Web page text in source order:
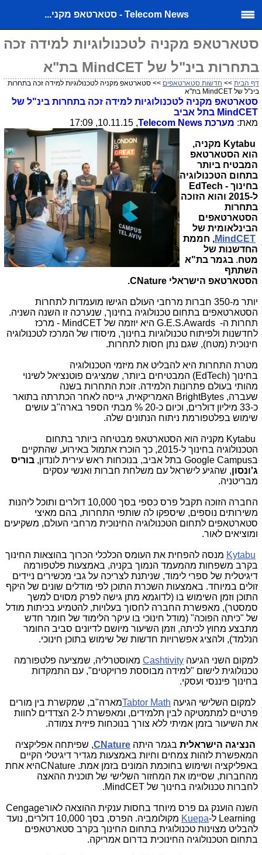
Telecom News - סטארטאפ מקני...
סטארטאפ מקניה לטכנולוגיות למידה זכה
בתחרות בינ"ל של MindCET בת"א
דף הבית >> חדשות סטארטאפים >> סטארטאפ מקניה לטכנולוגיות למידה זכה בתחרות
בינ"ל של MindCET בת"א
סטארטאפ מקניה לטכנולוגיות למידה זכה בתחרות בינ"ל של
MindCET בתל אביב
מאת: מערכת Telecom News
, 10.11.15, 17:09
Kytabu מקניה,
הוא הסטארטאפ
המבטיח ביותר
בתחום הטכנולוגיה
בחינוך EdTech -
ל-2015 והוא הזוכה
בתחרות
הסטארטאפים
הבינלאומית של
MindCET, חממת
החדשנות של
מטח. בגמר בת"א
השתתף
הסטארטאפ הישראלי CNature.
יותר מ-350 חברות מרחבי העולם הגישו מועמדות לתחרות
הסטארטאפים בתחום טכנולוגיה בחינוך, שנערכה זו השנה השניה.
תחרות ה- G.E.S.Awards היא יוזמה של MindCET - מרכז
לחדשנות ולפיתוח טכנולוגיות בחינוך, מיסודו של המרכז לטכנולוגיה
חינוכית (מטח), שגם נתן חסות לתחרות.
מטרת התחרות היא להבליט את מיזמי הטכנולוגיה
בחינוך (EdTech) המבטיחים ביותר, שמציגים פוטנציאל לשינוי
מהותי בעולם פתרונות הלמידה. זוכת התחרות בשנה
שעברה, BrightBytes האמריקאית, גייסה לאחר הכתרתה בתואר
כ-33 מיליון דולרים, וכיום כ-20
% מבתי הספר בארה"ב עושים
שימוש בפלטפורמת ניתוח הנתונים שלה.
Kytabu מקניה הוא הסטארטאפ מבטיחה ביותר בתחום
הטכנולוגיה בחינוך ל-2015, כך הוכרז אתמול באירוע, שהתקיים
בGoogle Campus בתל אביב, בנוכחות ראש עירית לונדון, בוריס
ג'ונסון, שהגיע לישראל עם משלחת חברות ואנשי עסקים
מבריטניה.
החברה הזוכה תקבל פרס כספי בסך 10,000 דולרים ותוכל ליהנות
משירותים נוספים, שיספקו לה שותפי התחרות, בהם מאיצי
סטארטאפים לתחום הטכנולוגיה החינוכית מרחבי העולם, משקיעים
ומוציאים לאור.
Kytabu מנסה להפחית את העומס הכלכלי הכרוך בהוצאות החינוך
בקרב משפחות מהמעמד הנמוך בקניה, באמצעות פלטפורמה
דיגיטלית של ספרי לימוד, שניתנת לצריכה על גבי מכשירים ניידים
זולים במיוחד. באמצעות השכרת התוכן לפי מודלים שונים של היקף
התוכן וזמן השימוש בו (לדוגמא מתן גישה לפרק מסוים למשך
סמסטר), מאפשרת החברה לחסוך בעלויות, להטמיע בכיתות מודל
של "כיתה הפוכה" (מודל חינוכי בו עיקר הלימוד של חומר חדש
מתבצע מחוץ לכיתה, וזמן השיעור מיושם לדיונים סביב החומר
הנלמד), ולהציג אפשרויות חדשות של שימוש בתוכן חינוכי.
למקום השני הגיעה Cashtivity מאוסטרליה, שמציעה פלטפורמה
טכנולוגית לישום "למידה מבוססת פרויקטים", עם התמקדות
בחינוך פיננסי ועסקי.
למקום השלישי הגיעה Tabtor Mathמארה"ב, שמקשרת בין מורים
פרטיים למתמטיקה לבין תלמידים, ומאפשרת ל-2 הצדדים לחוות
את השיעור בזמן אמיתי ללא צורך בנוכחות פיזית צמודה.
הנציגה הישראלית בגמר היתה ,CNature שפיתחה אפליקציה
המאפשרת לזהות צמחים וחיות באמצעות מגדיר דיגיטלי הקיים
באפליקציה ושימוש בחוכמת המונים בזמן אמת. CNatureהיא אחת
מהחברות, שסיימו את המחזור השלישי של תוכנית ההאצה
לחברות טכנולוגיה בחינוך של .MindCET
השנה הוענק גם פרס מיוחד בחסות ענקית ההוצאה לאורCengage
Learning ל-Kuepa
מקולומביה. הפרס, בסך 10,000 דולרים, נועד
להבליט מצוינות טכנולוגית בתחום החינוך בקרב סטארטאפים
בתחום הטכנולוגיה החינוכית בדרום אמריקה.